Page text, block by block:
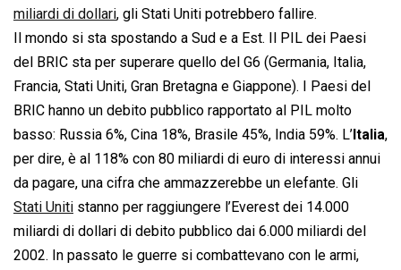
miliardi di dollari, gli Stati Uniti potrebbero fallire.
Il mondo si sta spostando a Sud e a Est. Il PIL dei Paesi
del BRIC sta per superare quello del G6 (Germania, Italia,
Francia, Stati Uniti, Gran Bretagna e Giappone). I Paesi del
BRIC hanno un debito pubblico rapportato al PIL molto
basso: Russia 6%, Cina 18%, Brasile 45%, India 59%. L’ Italia,
per dire, è al 118% con 80 miliardi di euro di interessi annui
da pagare, una cifra che ammazzerebbe un elefante. Gli
Stati Uniti stanno per raggiungere l’Everest dei 14.000
miliardi di dollari di debito pubblico dai 6.000 miliardi del
2002. In passato le guerre si combattevano con le armi,